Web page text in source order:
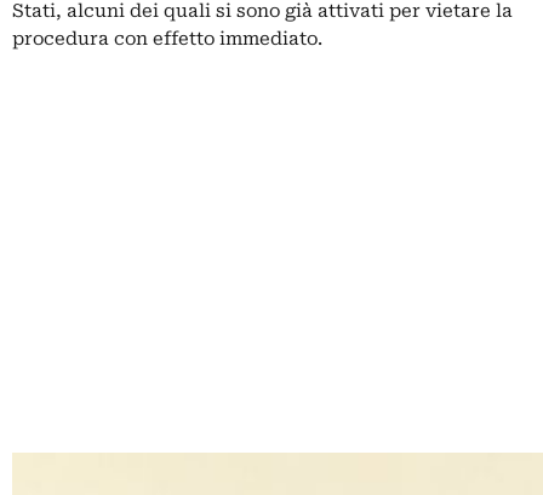
Stati, alcuni dei quali si sono già attivati per vietare la
procedura con effetto immediato.